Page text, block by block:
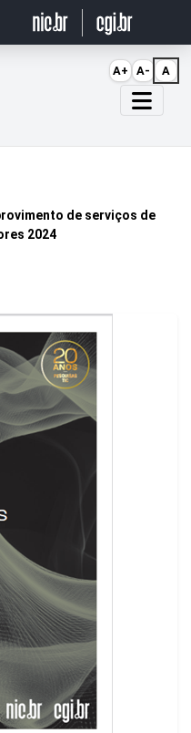
de serviços de
2024
A+ A- A